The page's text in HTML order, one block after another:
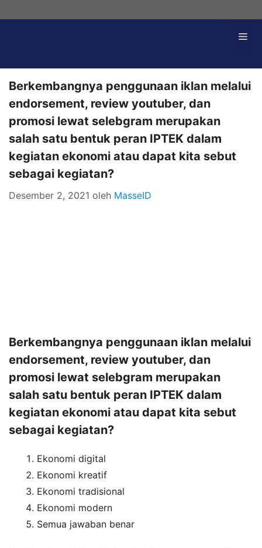
Berkembangnya penggunaan iklan melalui
endorsement, review youtuber, dan
promosi lewat selebgram merupakan
salah satu bentuk peran IPTEK dalam
kegiatan ekonomi atau dapat kita sebut
sebagai kegiatan?
Desember 2, 2021 oleh MasseID
Berkembangnya penggunaan iklan melalui
endorsement, review youtuber, dan
promosi lewat selebgram merupakan
salah satu bentuk peran IPTEK dalam
kegiatan ekonomi atau dapat kita sebut
sebagai kegiatan?
Ekonomi digital
Ekonomi kreatif
Ekonomi tradisional
Ekonomi modern
Semua jawaban benar